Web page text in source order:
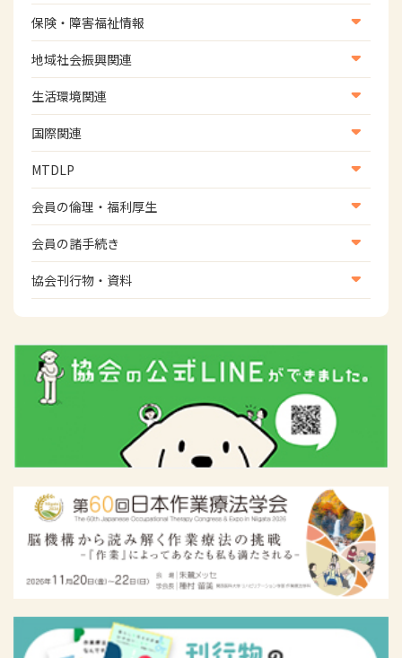
学会
学術誌
養成教育
生涯教育
研修会
協会認定資格試験・審査会情報
保険・障害福祉情報
医療保険情報
介護保険情報
児童福祉・障害福祉情報
地域社会振興関連
地域社会振興部地域事業支援課【認知症対策班】
地域社会振興部地域事業支援課【地域包括ケア推進班】
地域社会振興部地域事業支援課【運転と地域移動推進
班】
スポーツ振興関連
災害対策関連
生活環境関連
生活環境・福祉用具支援
国際関連
国際関連
WFOT等海外関連情報
MTDLP
MTDLP室
会員の倫理・福利厚生
会員向け団体保険のご案内
女性相談窓口
倫理関連情報
会員の諸手続き
会員の諸手続き
協会刊行物・資料
広報活動について
主な協会資料